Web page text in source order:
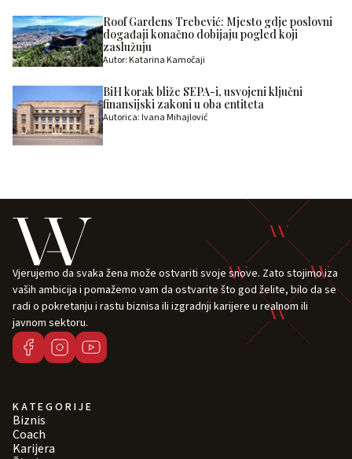
Roof Gardens Trebević: Mjesto gdje poslovni
događaji konačno dobijaju pogled koji
zaslužuju
Autor: Katarina Kamočaji
BiH korak bliže SEPA-i, usvojeni ključni
finansijski zakoni u oba entiteta
Autorica: Ivana Mihajlović
Vjerujemo da svaka žena može ostvariti svoje snove. Zato stojimo iza
vaših ambicija i pomažemo vam da ostvarite što god želite, bilo da se
radi o pokretanju i rastu biznisa ili izgradnji karijere u realnom ili
javnom sektoru.
KATEGORIJE
Biznis
Coach
Karijera